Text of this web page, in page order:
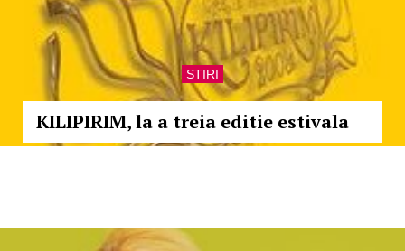
STIRI
KILIPIRIM, la a treia editie estivala